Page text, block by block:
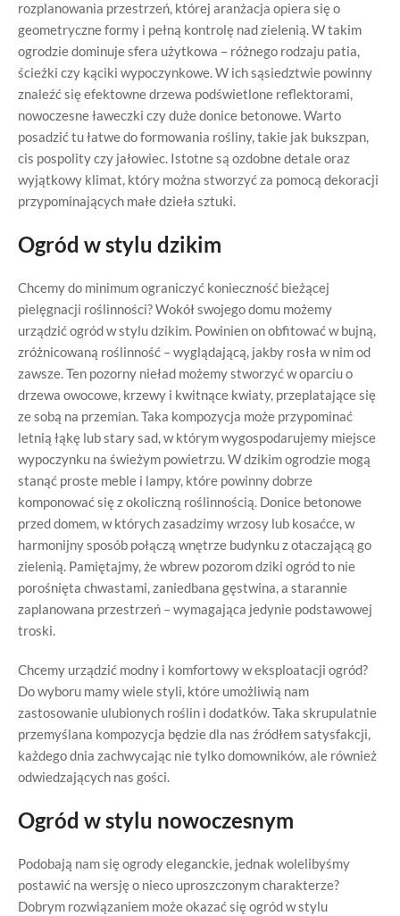
rozplanowania przestrzeń, której aranżacja opiera się o
geometryczne formy i pełną kontrolę nad zielenią. W takim
ogrodzie dominuje sfera użytkowa – różnego rodzaju patia,
ścieżki czy kąciki wypoczynkowe. W ich sąsiedztwie powinny
znaleźć się efektowne drzewa podświetlone reflektorami,
nowoczesne ławeczki czy duże donice betonowe. Warto
posadzić tu łatwe do formowania rośliny, takie jak bukszpan,
cis pospolity czy jałowiec. Istotne są ozdobne detale oraz
wyjątkowy klimat, który można stworzyć za pomocą dekoracji
przypominających małe dzieła sztuki.
Ogród w stylu dzikim
Chcemy do minimum ograniczyć konieczność bieżącej
pielęgnacji roślinności? Wokół swojego domu możemy
urządzić ogród w stylu dzikim. Powinien on obfitować w bujną,
zróżnicowaną roślinność – wyglądającą, jakby rosła w nim od
zawsze. Ten pozorny nieład możemy stworzyć w oparciu o
drzewa owocowe, krzewy i kwitnące kwiaty, przeplatające się
ze sobą na przemian. Taka kompozycja może przypominać
letnią łąkę lub stary sad, w którym wygospodarujemy miejsce
wypoczynku na świeżym powietrzu. W dzikim ogrodzie mogą
stanąć proste meble i lampy, które powinny dobrze
komponować się z okoliczną roślinnością. Donice betonowe
przed domem, w których zasadzimy wrzosy lub kosaćce, w
harmonijny sposób połączą wnętrze budynku z otaczającą go
zielenią. Pamiętajmy, że wbrew pozorom dziki ogród to nie
porośnięta chwastami, zaniedbana gęstwina, a starannie
zaplanowana przestrzeń – wymagająca jedynie podstawowej
troski.
Chcemy urządzić modny i komfortowy w eksploatacji ogród?
Do wyboru mamy wiele styli, które umożliwią nam
zastosowanie ulubionych roślin i dodatków. Taka skrupulatnie
przemyślana kompozycja będzie dla nas źródłem satysfakcji,
każdego dnia zachwycając nie tylko domowników, ale również
odwiedzających nas gości.
Ogród w stylu nowoczesnym
Podobają nam się ogrody eleganckie, jednak wolelibyśmy
postawić na wersję o nieco uproszczonym charakterze?
Dobrym rozwiązaniem może okazać się ogród w stylu